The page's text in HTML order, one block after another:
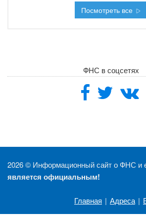
Посмотреть все
ФНС в соцсетях
2026 © Информационный сайт о ФНС и
является официальным!
Главная | Адреса |